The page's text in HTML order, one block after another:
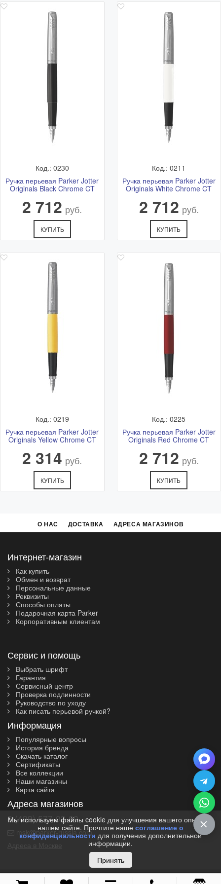
от 600 рублей
Курьерской
службой
1-3 рабочих дней
* более точное время и стоимость согласовывается с
менеджером после оформления заказа
Адрес: Ветошный переулок 9, ТЦ "Никольский Пассаж",
Подробная схема расположения и актуальный график
работы смотрите в разделе
Адреса магазинов
Код.: 0230
Ручка перьевая Parker Jotter
Originals Black Chrome CT
2 712 руб.
КУПИТЬ
Код.: 0211
Ручка перьевая Parker Jotter
Originals White Chrome CT
2 712 руб.
КУПИТЬ
Код.: 0219
Ручка перьевая Parker Jotter
Originals Yellow Chrome CT
2 314 руб.
КУПИТЬ
Код.: 0225
Ручка перьевая Parker Jotter
Originals Red Chrome CT
2 712 руб.
КУПИТЬ
О НАС ДОСТАВКА АДРЕСА МАГАЗИНОВ
Интернет-магазин
Как купить
Обмен и возврат
Персональные данные
Реквизиты
Способы оплаты
Подарочная карта Parker
Корпоративным клиентам
Сервис и помощь
Выбрать шрифт
Гарантия
Сервисный центр
Проверка подлинности
Руководство по уходу
Как писать перьевой ручкой?
Информация
Популярные вопросы
История бренда
Скачать каталог
Сертификаты
Все коллекции
Наши магазины
Карта сайта
Адреса магазинов
8 (499) 577-03-60
msk@parker-russia.com
Мы используем файлы cookie для улучшения вашего опыта на
нашем сайте. Прочтите наше соглашение о
конфиденциальности для получения дополнительной
информации.
Принять